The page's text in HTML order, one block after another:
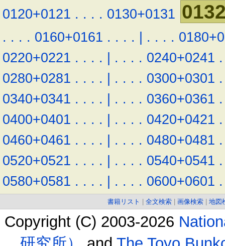
0120+0121 . . . . 0130+0131
. . . . 0160+0161 . . . . | . . . .
0220+0221 . . . . | . . . . 0240+0241 .
0280+0281 . . . . | . . . . 0300+0301 .
0340+0341 . . . . | . . . . 0360+0361 .
0400+0401 . . . . | . . . . 0420+0421 .
0460+0461 . . . . | . . . . 0480+0481 .
0520+0521 . . . . | . . . . 0540+0541 .
0580+0581 . . . . | . . . . 0600+0601 .
書籍リスト 全文検索 画像検索 地図
Copyright (C) 2003-2026